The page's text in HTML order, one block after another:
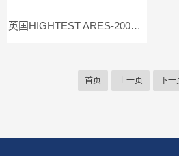
英国HIGHTEST ARES-200D直流微欧表
首页 上一页 下一